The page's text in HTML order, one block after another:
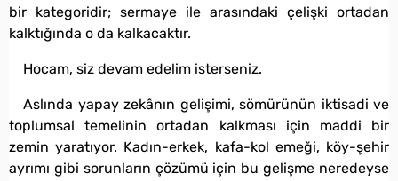
bir kategoridir; sermaye ile arasındaki çelişki ortadan
kalktığında o da kalkacaktır.
Hocam, siz devam edelim isterseniz.
Aslında yapay zekânın gelişimi, sömürünün iktisadi ve
toplumsal temelinin ortadan kalkması için maddi bir
zemin yaratıyor. Kadın-erkek, kafa-kol emeği, köy-şehir
ayrımı gibi sorunların çözümü için bu gelişme neredeyse